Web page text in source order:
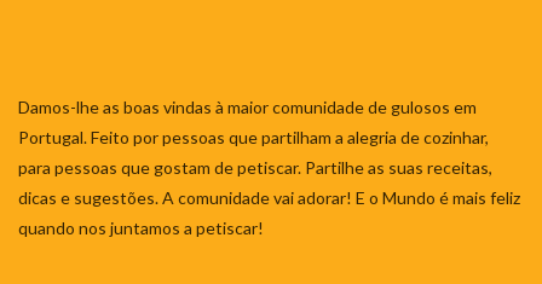
Damos-lhe as boas vindas à maior comunidade de gulosos em
Portugal. Feito por pessoas que partilham a alegria de cozinhar,
para pessoas que gostam de petiscar. Partilhe as suas receitas,
dicas e sugestões. A comunidade vai adorar! E o Mundo é mais feliz
quando nos juntamos a petiscar!